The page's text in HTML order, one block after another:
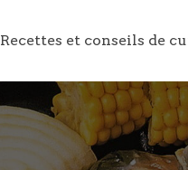
Recettes et conseils de